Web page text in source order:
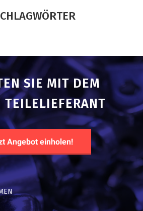
SIE MIT DEM
TEILELIEFERANT
Angebot einholen!